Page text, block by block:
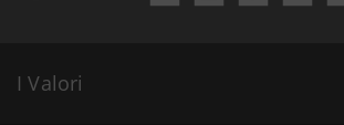
I Valori